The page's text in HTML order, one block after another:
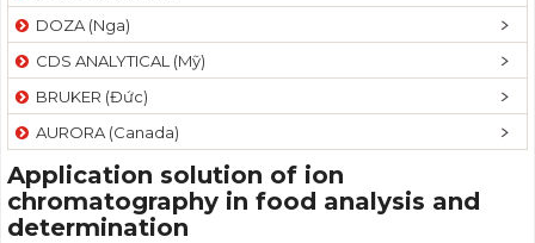
DOZA (Nga)
CDS ANALYTICAL (Mỹ)
BRUKER (Đức)
AURORA (Canada)
Application solution of ion
chromatography in food analysis and
determination